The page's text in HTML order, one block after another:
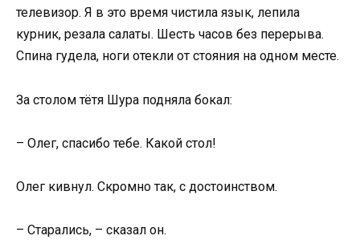
телевизор. Я в это время чистила язык, лепила
курник, резала салаты. Шесть часов без перерыва.
Спина гудела, ноги отекли от стояния на одном месте.
За столом тётя Шура подняла бокал:
– Олег, спасибо тебе. Какой стол!
Олег кивнул. Скромно так, с достоинством.
– Старались, – сказал он.